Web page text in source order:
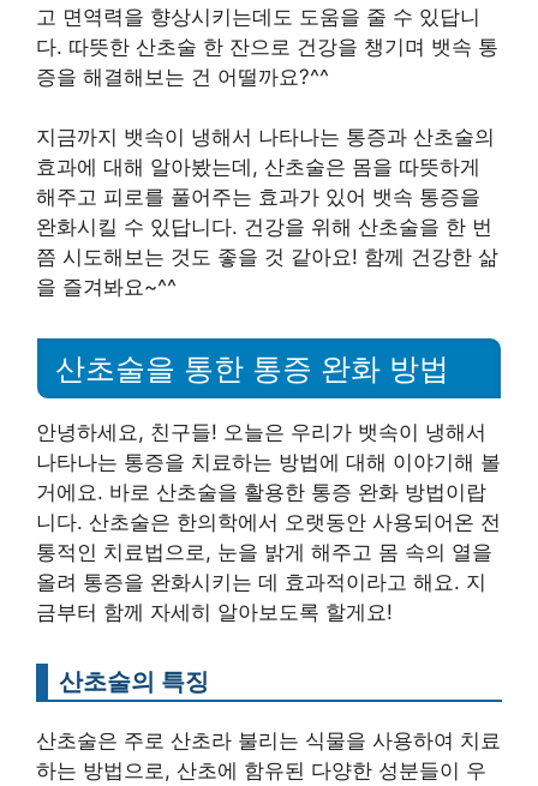
고 면역력을 향상시키는데도 도움을 줄 수 있답니
다. 따뜻한 산초술 한 잔으로 건강을 챙기며 뱃속 통
증을 해결해보는 건 어떨까요?^^
지금까지 뱃속이 냉해서 나타나는 통증과 산초술의
효과에 대해 알아봤는데, 산초술은 몸을 따뜻하게
해주고 피로를 풀어주는 효과가 있어 뱃속 통증을
완화시킬 수 있답니다. 건강을 위해 산초술을 한 번
쯤 시도해보는 것도 좋을 것 같아요! 함께 건강한 삶
을 즐겨봐요~^^
산초술을 통한 통증 완화 방법
안녕하세요, 친구들! 오늘은 우리가 뱃속이 냉해서
나타나는 통증을 치료하는 방법에 대해 이야기해 볼
거에요. 바로 산초술을 활용한 통증 완화 방법이랍
니다. 산초술은 한의학에서 오랫동안 사용되어온 전
통적인 치료법으로, 눈을 밝게 해주고 몸 속의 열을
올려 통증을 완화시키는 데 효과적이라고 해요. 지
금부터 함께 자세히 알아보도록 할게요!
산초술의 특징
산초술은 주로 산초라 불리는 식물을 사용하여 치료
하는 방법으로, 산초에 함유된 다양한 성분들이 우